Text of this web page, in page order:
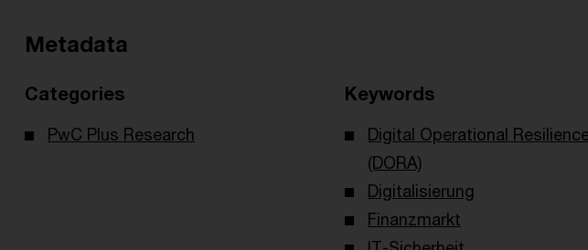
Metadata
Categories
PwC Plus Research
Keywords
Digital Operational
(DORA)
Digitalisierung
Finanzmarkt